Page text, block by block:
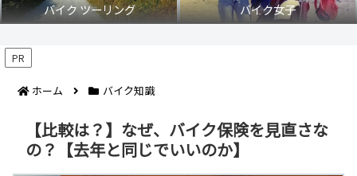
バイク ツーリング バイク女子
PR
ホーム バイク知識
【比較は？】なぜ、バイク保険を見直さな
の？【去年と同じでいいのか】